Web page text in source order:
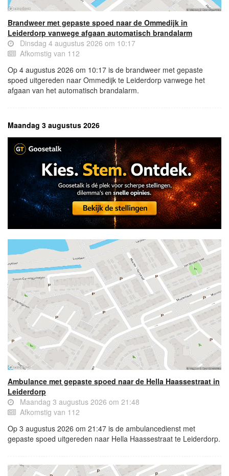
Brandweer met gepaste spoed naar de Ommedijk in
Leiderdorp vanwege afgaan automatisch brandalarm
Dinsdag 4 augustus 2026 om 10:17
Afkomstig van 112
Op 4 augustus 2026 om 10:17 is de brandweer met gepaste
spoed uitgereden naar Ommedijk te Leiderdorp vanwege het
afgaan van het automatisch brandalarm.
Maandag 3 augustus 2026
Ambulance met gepaste spoed naar de Hella Haassestraat in
Leiderdorp
Maandag 3 augustus 2026 om 21:48
Afkomstig van 112
Op 3 augustus 2026 om 21:47 is de ambulancedienst met
gepaste spoed uitgereden naar Hella Haassestraat te Leiderdorp.